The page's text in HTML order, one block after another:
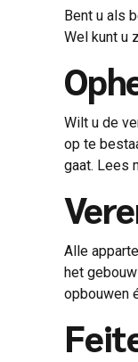
Bent u als
Wel kunt u
Wilt u de
op te
gaat. Lees
Alle
het
opbouwen